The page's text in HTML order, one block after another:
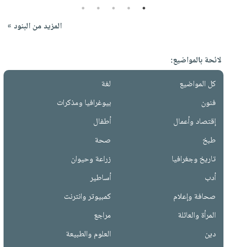
1
2
3
4
5
المزيد من البنود »
لائحة بالمواضيع:
كل المواضيع
لغة
فنون
بيوغرافيا ومذكرات
إقتصاد وأعمال
أطفال
طبخ
صحة
تاريخ وجغرافيا
زراعة وحيوان
أدب
أساطير
صحافة وإعلام
كمبيوتر وانترنت
المرأة والعائلة
مراجع
دين
العلوم والطبيعة